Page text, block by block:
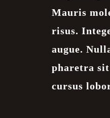
Mauris
risus.
augue.
pharetra
cursus